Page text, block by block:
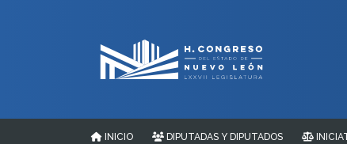
INICIO DIPUTADAS Y DIPUTADOS